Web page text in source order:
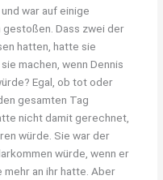
war auf einige
Dass zwei der
hatten, hatte sie
machen, wenn Dennis
Egal, ob tot oder
gesamten Tag
nicht damit gerechnet,
würde. Sie war der
würde, wenn er
an ihr hatte. Aber